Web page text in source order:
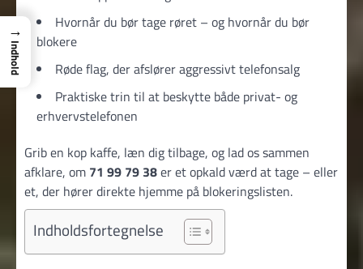
Hvornår du bør tage røret – og hvornår du bør
blokere
Røde flag, der afslører aggressivt telefonsalg
Praktiske trin til at beskytte både privat- og
erhvervstelefonen
Grib en kop kaffe, læn dig tilbage, og lad os sammen
afklare, om 71 99 79 38er et opkald værd at tage – eller
et, der hører direkte hjemme på blokeringslisten.
Indholdsfortegnelse
→
Indhold